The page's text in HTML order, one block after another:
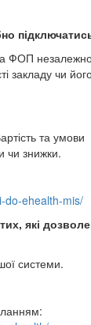
ФОП
закладу чи
та умови
чи знижки.
do-ehealth-mis/
які
системи.